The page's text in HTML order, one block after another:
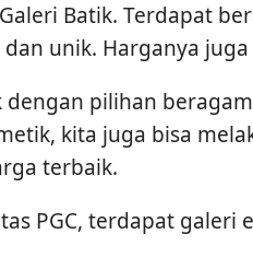
Batik. Terdapat
unik. Harganya
dengan pilihan
kita juga bisa
terbaik.
PGC, terdapat galeri